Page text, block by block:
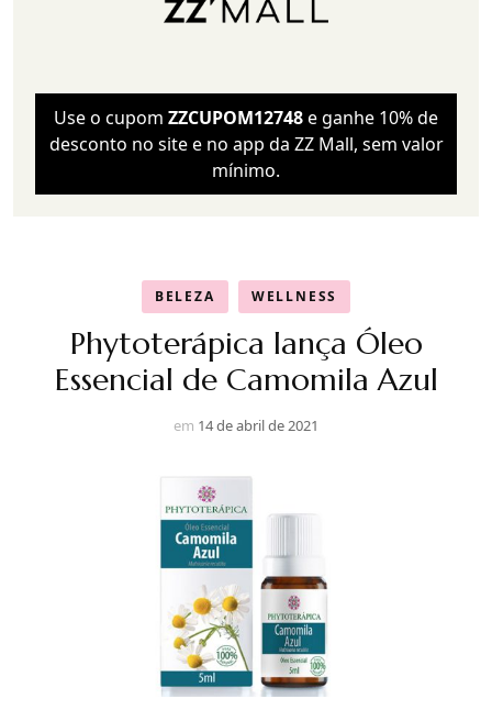
Use o cupom ZZCUPOM12748e ganhe 10% de
desconto no site e no app da ZZ Mall, sem valor
mínimo.
BELEZA WELLNESS
Phytoterápica lança Óleo
Essencial de Camomila Azul
em 14 de abril de 2021